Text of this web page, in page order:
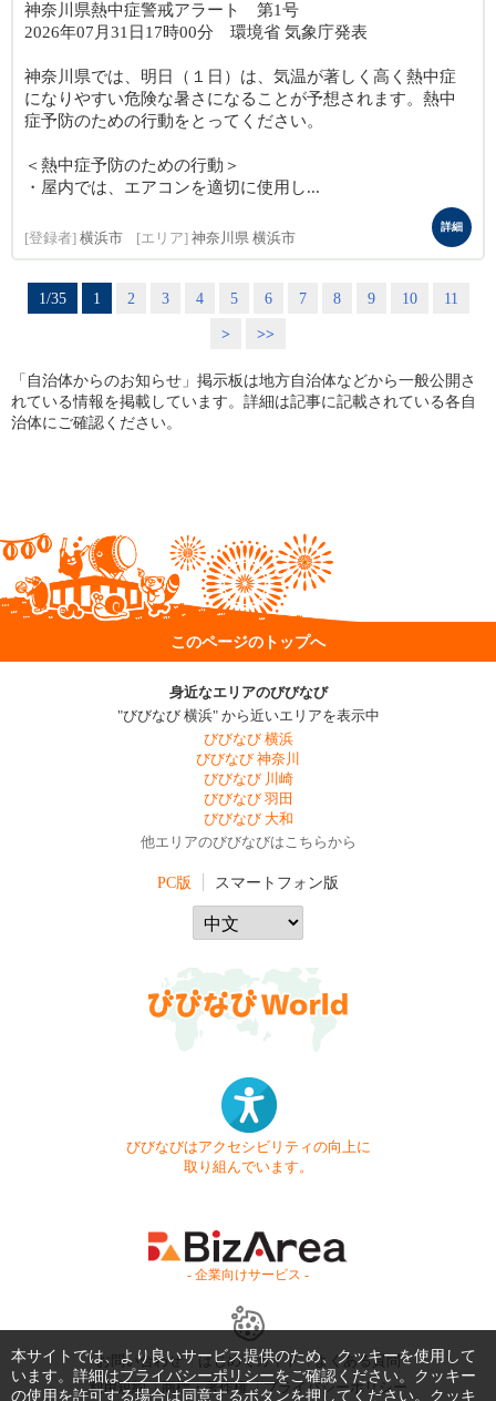
神奈川県熱中症警戒アラート 第1号
2026年07月31日17時00分 環境省 気象庁発表
神奈川県では、明日（１日）は、気温が著しく高く熱中症
になりやすい危険な暑さになることが予想されます。熱中
症予防のための行動をとってください。
＜熱中症予防のための行動＞
・屋内では、エアコンを適切に使用し...
[登録者] 横浜市 [エリア] 神奈川県 横浜市
詳細
1/35 1 2 3 4 5 6 7 8 9 10
11
>
>>
「自治体からのお知らせ」掲示板は地方自治体などから一般公開さ
れている情報を掲載しています。詳細は記事に記載されている各自
治体にご確認ください。
このページのトップへ
身近なエリアのびびなび
"びびなび 横浜" から近いエリアを表示中
びびなび 横浜
びびなび 神奈川
びびなび 川崎
びびなび 羽田
びびなび 大和
他エリアのびびなびはこちらから
PC版 スマートフォン版
びびなびはアクセシビリティの向上に
取り組んでいます。
- 企業向けサービス -
お問い合わせ はじめてガイド
よくある質問
利用規約
商標・著作権 プライバシーポリシー
本サイトでは、より良いサービス提供のため、クッキーを使用して
います。詳細はプライバシーポリシーをご確認ください。クッキー
の使用を許可する場合は同意するボタンを押してください。クッキ